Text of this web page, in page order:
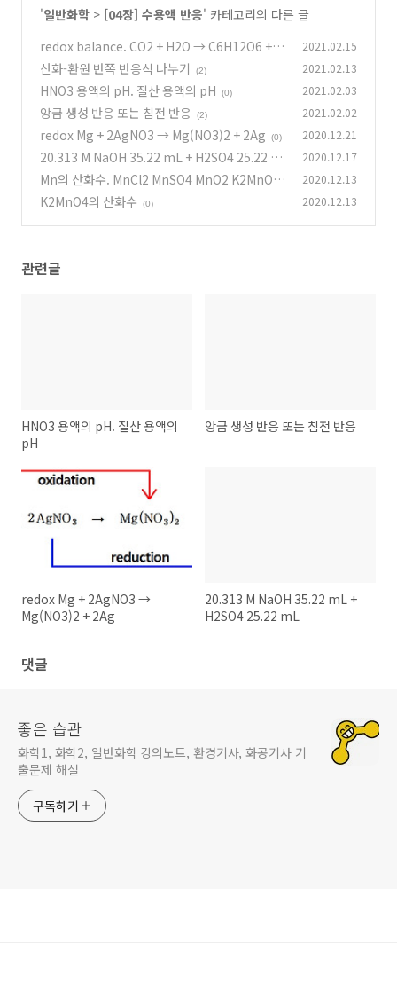
'일반화학 > [04장] 수용액 반응' 카테고리의 다른 글
redox balance. CO2 + H2O → C6H12O6 + O
2 (0)
2021.02.15
산화-환원 반쪽 반응식 나누기 (2) 2021.02.13
HNO3 용액의 pH. 질산 용액의 pH (0) 2021.02.03
앙금 생성 반응 또는 침전 반응 (2) 2021.02.02
redox Mg + 2AgNO3 → Mg(NO3)2 + 2Ag (0) 2020.12.21
20.313 M NaOH 35.22 mL + H2SO4 25.22 m
L (1)
2020.12.17
Mn의 산화수. MnCl2 MnSO4 MnO2 K2MnO4
KMnO4
(0)
2020.12.13
K2MnO4의 산화수 (0) 2020.12.13
관련글
HNO3 용액의 pH. 질산 용액의
pH
앙금 생성 반응 또는 침전 반응
redox Mg + 2AgNO3 →
Mg(NO3)2 + 2Ag
20.313 M NaOH 35.22 mL +
H2SO4 25.22 mL
댓글
좋은 습관
화학1, 화학2, 일반화학 강의노트, 환경기사, 화공기사 기
출문제 해설
구독하기